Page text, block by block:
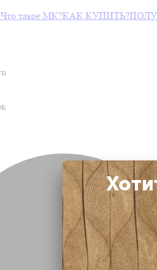
Что такое МК?КАК КУПИТЬ?